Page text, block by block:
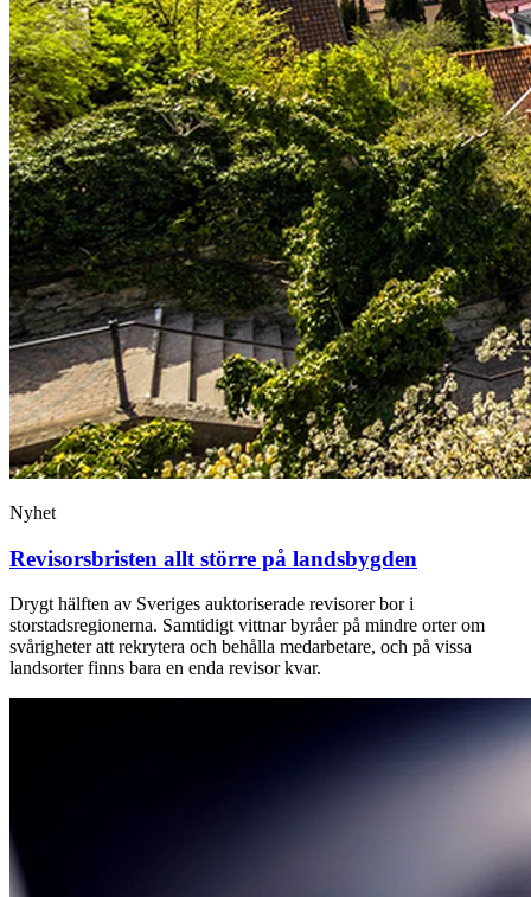
Nyhet
Revisorsbristen allt större på landsbygden
Drygt hälften av Sveriges auktoriserade revisorer bor i
storstadsregionerna. Samtidigt vittnar byråer på mindre orter om
svårigheter att rekrytera och behålla medarbetare, och på vissa
landsorter finns bara en enda revisor kvar.